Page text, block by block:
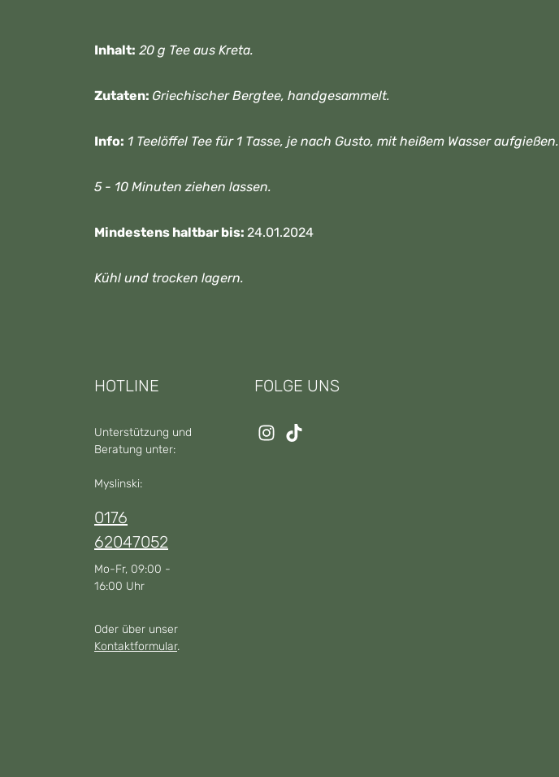
Inhalt: 20 g Tee aus Kreta.
Zutaten: Griechischer Bergtee, handgesammelt.
Info: 1 Teelöffel Tee für 1 Tasse, je nach Gusto, mit heißem Wasser aufgießen.
5 - 10 Minuten ziehen lassen.
Mindestens haltbar bis: 24.01.2024
Kühl und trocken lagern.
HOTLINE
Unterstützung und
Beratung unter:
Myslinski:
0176
62047052
Mo-Fr, 09:00 -
16:00 Uhr
Oder über unser
Kontaktformular.
FOLGE UNS